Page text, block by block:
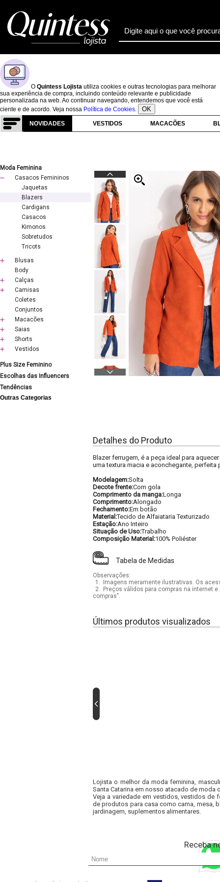
O Quintess Lojista utiliza cookies e outras tecnologias para melhorar
sua experiência de compra, incluindo conteúdo relevante e publicidade
personalizada na web. Ao continuar navegando, entendemos que você está
ciente e de acordo. Veja nossa Política de Cookies. OK
NOVIDADES VESTIDOS MACACÕES
Moda Feminina
Casacos Femininos
Jaquetas
Blazers
Cardigans
Casacos
Kimonos
Sobretudos
Tricots
Blusas
Body
Calças
Camisas
Coletes
Conjuntos
Macacões
Saias
Shorts
Vestidos
Plus Size Feminino
Escolhas das Influencers
Tendências
Outras Categorias
Detalhes do Produto
Blazer ferrugem, é a peça ideal para
uma textura macia e aconchegante,
Modelagem:Solta
Decote frente:Com gola
Comprimento da manga:Longa
Comprimento:Alongado
Fechamento:Em botão
Material:Tecido de Alfaiataria Texturizado
Estação:Ano Inteiro
Situação de Uso:Trabalho
Composição Material:100% Poliéster
Tabela de Medidas
Observações:
1.
Imagens meramente ilustrativas. Os
2.
Preços válidos para compras na internet
compras".
Últimos produtos visualizados
Lojista o melhor da moda feminina,
Santa Catarina em nosso atacado de moda
Veja a variedade em vestidos, vestidos de
de produtos para casa como cama, mesa,
jardinagem, suplementos alimentares.
Receba